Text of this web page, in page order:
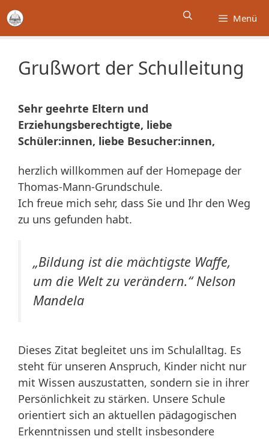
Zum
Inhalt
springen
Menü
Grußwort der Schulleitung
Sehr geehrte Eltern und
Erziehungsberechtigte, liebe
Schüler:innen, liebe Besucher:innen,
herzlich willkommen auf der Homepage der
Thomas-Mann-Grundschule.
Ich freue mich sehr, dass Sie und Ihr den Weg
zu uns gefunden habt.
„Bildung ist die mächtigste Waffe,
um die Welt zu verändern.“Nelson
Mandela
Dieses Zitat begleitet uns im Schulalltag. Es
steht für unseren Anspruch, Kinder nicht nur
mit Wissen auszustatten, sondern sie in ihrer
Persönlichkeit zu stärken. Unsere Schule
orientiert sich an aktuellen pädagogischen
Erkenntnissen und stellt insbesondere